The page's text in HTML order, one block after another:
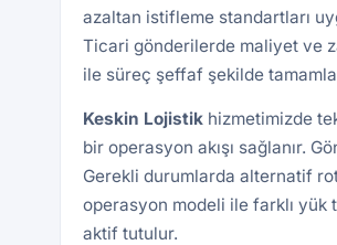
azaltan istifleme standartları
Ticari gönderilerde maliyet ve
ile süreç şeffaf şekilde
Keskin Lojistikhizmetimizde
bir operasyon akışı sağlanır.
Gerekli durumlarda alternatif
operasyon modeli ile farklı yük
aktif tutulur.